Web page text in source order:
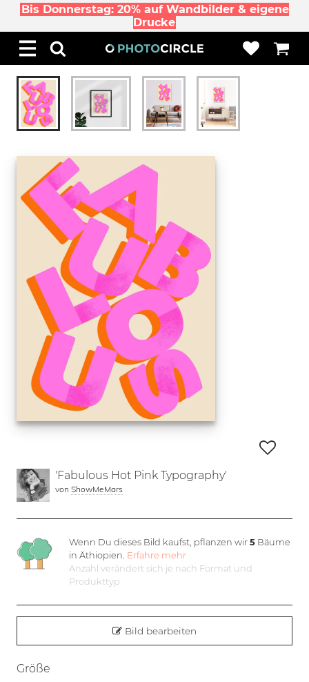
Bis Donnerstag: 20% auf Wandbilder & eigene
Drucke
'Fabulous Hot Pink Typography'
von ShowMeMars
Wenn Du dieses Bild kaufst, pflanzen wir5 Bäume
in Äthiopien. Erfahre mehr
Anzahl verändert sich je nach Format und
Produkttyp
Bild bearbeiten
Größe